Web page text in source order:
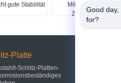
gute Stabilität
Millimeter 245-
254kg/Mm2
Kompressions-Stärke-
Platte
Schlitz-Platten-
Good
for?